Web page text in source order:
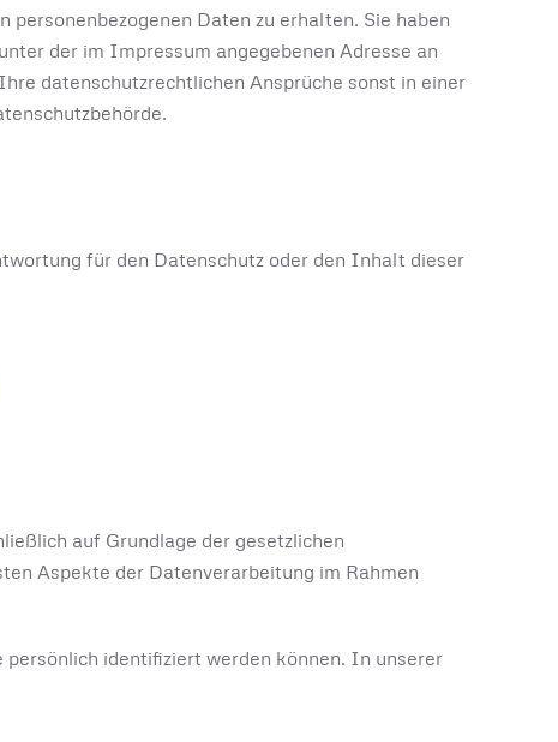
Daten zu erhalten. Sie haben
der im Impressum angegebenen Adresse an
datenschutzrechtlichen Ansprüche sonst in einer
für den Datenschutz oder den Inhalt dieser
auf Grundlage der gesetzlichen
Aspekte der Datenverarbeitung im Rahmen
persönlich identifiziert werden können. In unserer